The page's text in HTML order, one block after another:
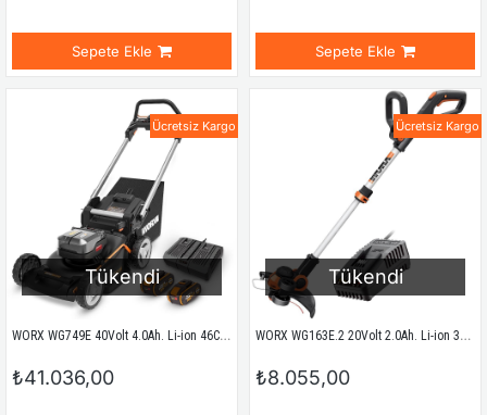
Sepete Ekle Sepete Ekle
Tükendi
WORX WG749E 40Volt 4.0Ah. Li-ion 46CM Profesyonel Kömürsüz Şarjlı Çim Biçme
₺41.036,00
Ücretsiz Kargo
Tükendi
WORX WG163E.2 20Volt 2.0Ah. Li-ion 30cm Profesyonel Teleskobik Misinalı Çim ve Kenar Kesme
₺8.055,00
Ücretsiz Kargo